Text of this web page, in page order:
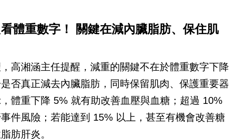
體重數字！ 關鍵在減內臟脂肪、保住肌
高湘涵主任提醒，減重的關鍵不在於體重數字下降
否真正減去內臟脂肪，同時保留肌肉、保護重要器
體重下降 5% 就有助改善血壓與血糖；超過 10%
件風險；若能達到 15% 以上，甚至有機會改善糖
肪肝炎。